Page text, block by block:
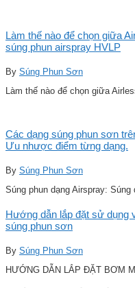
Làm thế nào để chọn giữa
súng phun airspray HVLP
By Súng Phun Sơn
Làm thế nào để chọn giữa
Các dạng súng phun sơn
Ưu nhược điểm từng dạng.
By Súng Phun Sơn
Súng phun dạng Airspray:
Hướng dẫn lắp đặt sử
súng phun sơn
By Súng Phun Sơn
HƯỚNG DẪN LẮP ĐẶT BƠM